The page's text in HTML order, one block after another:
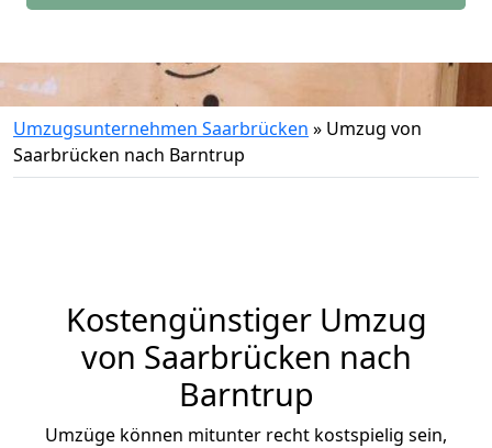
Umzugsunternehmen Saarbrücken » Umzug von
Saarbrücken nach Barntrup
Kostengünstiger Umzug
von Saarbrücken nach
Barntrup
Umzüge können mitunter recht kostspielig sein,